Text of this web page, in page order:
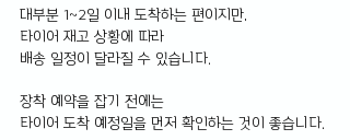
대부분 1~2일 이내 도착하는 편이지만,
타이어 재고 상황에 따라
배송 일정이 달라질 수 있습니다.
장착 예약을 잡기 전에는
타이어 도착 예정일을 먼저 확인하는 것이 좋습니다.